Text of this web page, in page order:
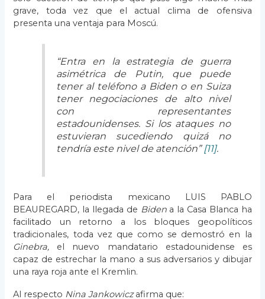
grave, toda vez que el actual clima de ofensiva
presenta una ventaja para Moscú.
“Entra en la estrategia de guerra
asimétrica de Putin, que puede
tener al teléfono a Biden o en Suiza
tener negociaciones de alto nivel
con representantes
estadounidenses. Si los ataques no
estuvieran sucediendo quizá no
tendría este nivel de atención” [11].
Para el periodista mexicano LUIS PABLO
BEAUREGARD, la llegada de Bidena la Casa Blanca ha
facilitado un retorno a los bloques geopolíticos
tradicionales, toda vez que como se demostró en la
Ginebra, el nuevo mandatario estadounidense es
capaz de estrechar la mano a sus adversarios y dibujar
una raya roja ante el Kremlin.
Al respecto Nina Jankowiczafirma que: